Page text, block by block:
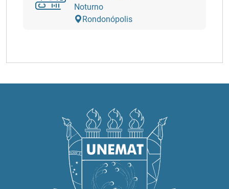
Noturno
Rondonópolis